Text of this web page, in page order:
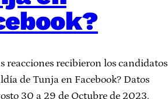
reacciones recibieron los candidatos
de Tunja en Facebook? Datos
30 a 29 de Octubre de 2023.